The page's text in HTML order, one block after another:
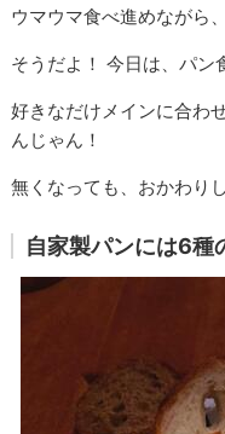
ウマウマ食べ進めながら
そうだよ！ 今日は、パン
好きなだけメインに合わ
んじゃん！
無くなっても、おかわり
自家製パンには6種